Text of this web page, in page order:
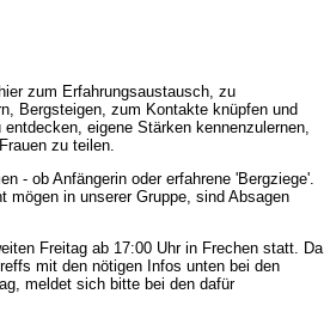
zum Erfahrungsaustausch, zu
Bergsteigen, zum Kontakte knüpfen und
eigene Stärken kennenzulernen,
zu teilen.
- ob Anfängerin oder erfahrene 'Bergziege'.
mögen in unserer Gruppe, sind Absagen
Freitag ab 17:00 Uhr in Frechen statt. Da
mit den nötigen Infos unten bei den
meldet sich bitte bei den dafür